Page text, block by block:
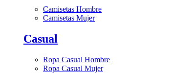
Camisetas Hombre
Camisetas Mujer
Casual
Ropa Casual Hombre
Ropa Casual Mujer